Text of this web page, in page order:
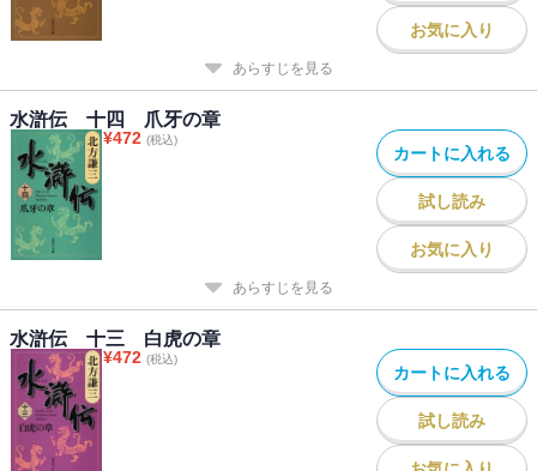
お気に入り
あらすじを見る
水滸伝 十四 爪牙の章
¥472 (税込)
カートに入れる
試し読み
お気に入り
あらすじを見る
水滸伝 十三 白虎の章
¥472 (税込)
カートに入れる
試し読み